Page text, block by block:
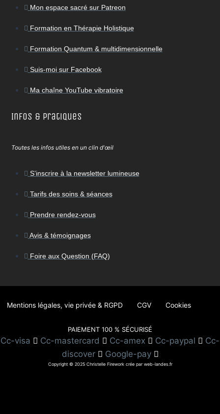
Mon espace sacré sur Patreon
Formation en Thérapie Holistique
Formation Quantum & multidimensionnelle
Suis-moi sur Facebook
Ma chaîne YouTube vibratoire
Infos & Pratiques
Toutes les infos utiles en un clin d'œil
S’inscrire à la newsletter lumineuse
Tarifs des soins & séances
Prendre rendez-vous
Avis & témoignages
Foire aux Question (FAQ)
Mentions légales, vie privée & RGPD CGV Cookies
PAIEMENT 100 % SÉCURISÉ
Cc-visa Cc-mastercard Cc-amex Cc-paypal
Cc-
discover
Google-pay
Copyright © 2025 Christelle Firework crée par web-landes.fr